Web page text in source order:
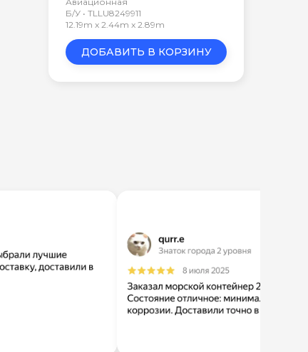
Б/У • TLLU8249911
12.19m x 2.44m x 2.89m
ДОБАВИТЬ В КОРЗИНУ